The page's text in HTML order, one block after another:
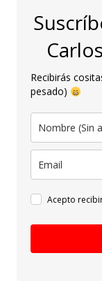
Recibirás
pesado)
Acepto